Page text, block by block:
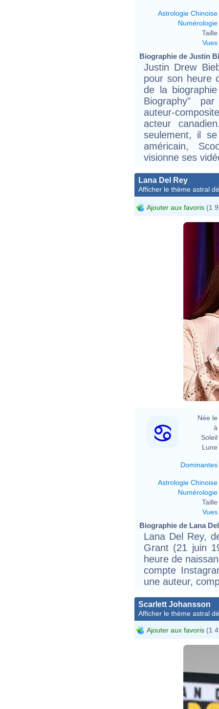
Astrologie Chinoise
Numérologie
Taille
Vues
Biographie de Justin
Justin Drew
pour son heure
de la
Biography"
auteur-
acteur
seulement, il
américain,
visionne ses
Lana Del Rey
Afficher le thème astral
Ajouter aux favoris (1
Née le
à
Soleil
Lune
Dominantes
Astrologie Chinoise
Numérologie
Taille
Vues
Biographie de Lana
Lana Del Rey,
Grant (21 juin
heure de
compte
une auteur,
Scarlett Johansson
Afficher le thème astral
Ajouter aux favoris (1